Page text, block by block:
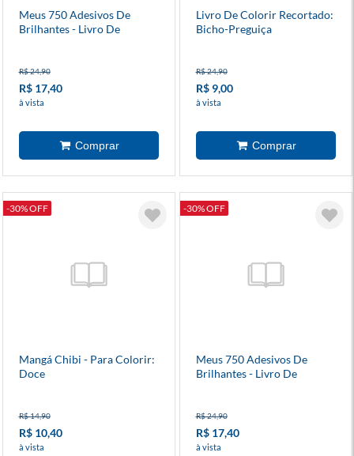
Meus 750 Adesivos De
Brilhantes - Livro De
R$ 24,90
R$ 17,40
à vista
Livro De Colorir Recortado:
Bicho-Preguiça
R$ 24,90
R$ 9,00
à vista
-30% OFF
Mangá Chibi - Para Colorir:
Doce
R$ 14,90
R$ 10,40
à vista
-30% OFF
Meus 750 Adesivos De
Brilhantes - Livro De
R$ 24,90
R$ 17,40
à vista